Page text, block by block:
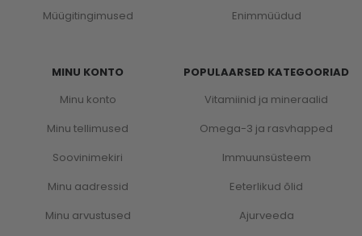
Müügitingimused
MINU KONTO
Minu konto
Minu tellimused
Soovinimekiri
Minu aadressid
Minu arvustused
Enimmüüdud
POPULAARSED KATEGOORIAD
Vitamiinid ja mineraalid
Omega-3 ja rasvhapped
Immuunsüsteem
Eeterlikud õlid
Ajurveeda